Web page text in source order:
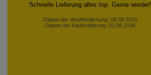
Schnelle Lieferung alles top. Gerne wieder!
Datum der Veröffentlichung: 09.08.2026
Datum der Kauferfahrung: 01.08.2026